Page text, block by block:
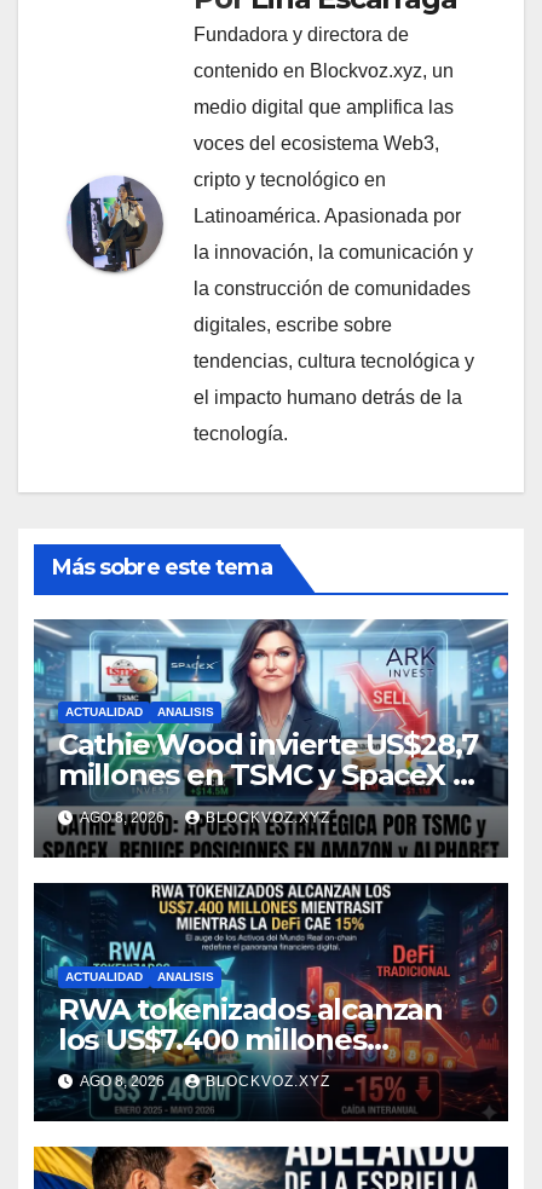
Fundadora y directora de
contenido en Blockvoz.xyz, un
medio digital que amplifica las
voces del ecosistema Web3,
cripto y tecnológico en
Latinoamérica. Apasionada por
la innovación, la comunicación y
la construcción de comunidades
digitales, escribe sobre
tendencias, cultura tecnológica y
el impacto humano detrás de la
tecnología.
Más sobre este tema
ACTUALIDAD ANALISIS
Cathie Wood invierte US$28,7
millones en TSMC y SpaceX y
reduce posiciones en
Amazon y Alphabet
AGO 8, 2026 BLOCKVOZ.XYZ
ACTUALIDAD ANALISIS
RWA tokenizados alcanzan
los US$7.400 millones
mientras la DeFi cae 15%
AGO 8, 2026 BLOCKVOZ.XYZ